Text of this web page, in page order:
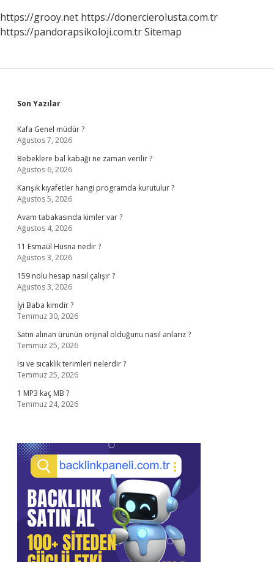
https://grooy.net https://donercierolusta.com.tr
https://pandorapsikoloji.com.trSitemap
Sidebar
Son Yazılar
Kafa Genel müdür ?
Ağustos 7, 2026
Bebeklere bal kabağı ne zaman verilir ?
Ağustos 6, 2026
Karışık kıyafetler hangi programda kurutulur ?
Ağustos 5, 2026
Avam tabakasında kimler var ?
Ağustos 4, 2026
11 Esmaül Hüsna nedir ?
Ağustos 3, 2026
159 nolu hesap nasıl çalışır ?
Ağustos 3, 2026
İyi Baba kimdir ?
Temmuz 30, 2026
Satın alınan ürünün orijinal olduğunu nasıl anlarız ?
Temmuz 25, 2026
Isı ve sıcaklık terimleri nelerdir ?
Temmuz 25, 2026
1 MP3 kaç MB ?
Temmuz 24, 2026